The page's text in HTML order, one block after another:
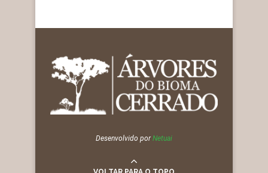
Desenvolvido porNetuai